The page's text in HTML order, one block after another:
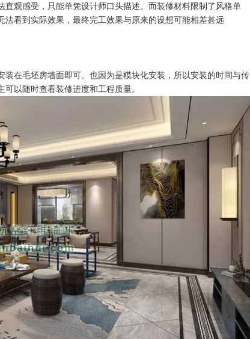
观感受，只能单凭设计师口头描述。而装修材料限制了风格单
看到实际效果，最终完工效果与原来的设想可能相差甚远
在毛坯房墙面即可。也因为是模块化安装，所以安装的时间与传
以随时查看装修进度和工程质量。